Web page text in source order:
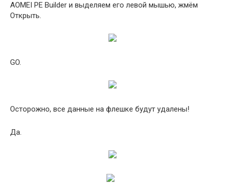
AOMEI PE Builder и выделяем его левой мышью, жмём
Открыть.
GO.
Осторожно, все данные на флешке будут удалены!
Да.